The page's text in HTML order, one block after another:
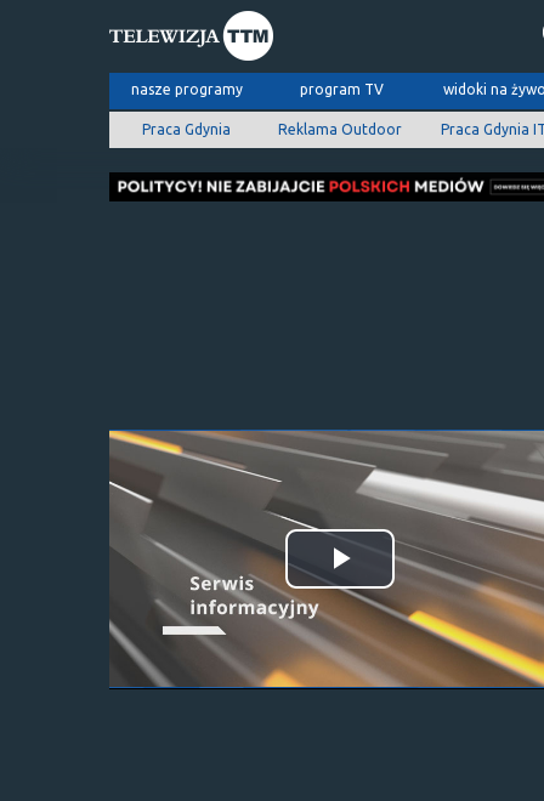
nasze programy program TV widoki na
Praca Gdynia Reklama Outdoor Praca Gdynia
Odtwórz
wideo